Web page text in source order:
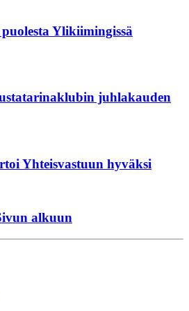
Ylikiimingissä
juhlakauden
Yhteisvastuun hyväksi
alkuun